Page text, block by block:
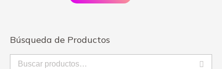
Búsqueda de Productos